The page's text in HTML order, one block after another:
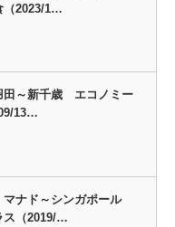
2023/1…
～新千歳 エコノミー
13…
ナド～シンガポール
ス（2019/…